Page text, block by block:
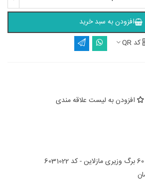
افزودن به سبد خرید
کد QR
افزودن به لیست علاقه مندی